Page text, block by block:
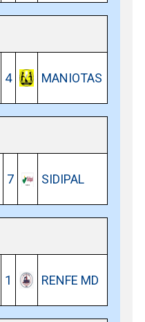
4 MANIOTAS
7 SIDIPAL
1 RENFE MD